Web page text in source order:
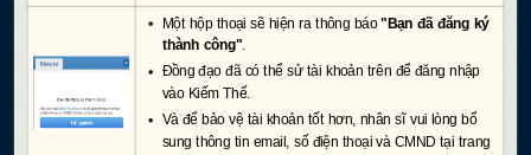
Một hộp thoại sẽ hiện ra thông báo"Bạn đã đăng ký
thành công".
Đồng đạo đã có thể sử tài khoản trên để đăng nhập
vào Kiếm Thế.
Và để bảo vệ tài khoản tốt hơn, nhân sĩ vui lòng bổ
sung thông tin email, số điện thoại và CMND tại trang